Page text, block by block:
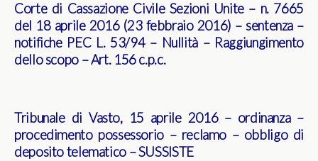
Corte di Cassazione Civile Sezioni Unite – n. 7665
del 18 aprile 2016 (23 febbraio 2016) – sentenza –
notifiche PEC L. 53/94 – Nullità – Raggiungimento
dello scopo – Art. 156 c.p.c.
Tribunale di Vasto, 15 aprile 2016 – ordinanza –
procedimento possessorio – reclamo – obbligo di
deposito telematico – SUSSISTE